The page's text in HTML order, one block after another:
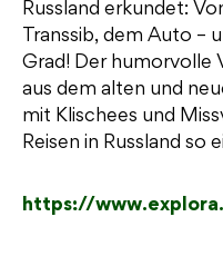
Russland erkundet:
Transsib, dem Auto –
Grad! Der humorvolle
aus dem alten und
mit Klischees und
Reisen in Russland so
https://